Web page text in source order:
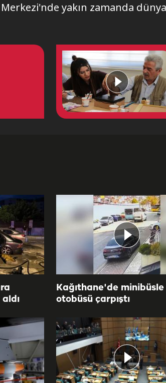
yakın zamanda
Kağıthane'de minibüsle
otobüsü çarpıştı